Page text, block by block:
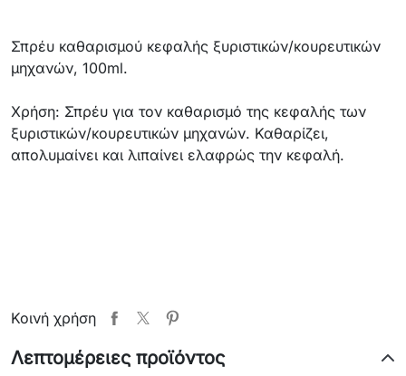
Σπρέυ καθαρισμού κεφαλής ξυριστικών/κουρευτικών
μηχανών, 100ml.
Χρήση: Σπρέυ για τον καθαρισμό της κεφαλής των
ξυριστικών/κουρευτικών μηχανών. Καθαρίζει,
απολυμαίνει και λιπαίνει ελαφρώς την κεφαλή.
Κοινή χρήση
Λεπτομέρειες προϊόντος